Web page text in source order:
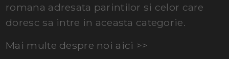
romana adresata parintilor si celor care
doresc sa intre in aceasta categorie.
Mai multe despre noi aici >>